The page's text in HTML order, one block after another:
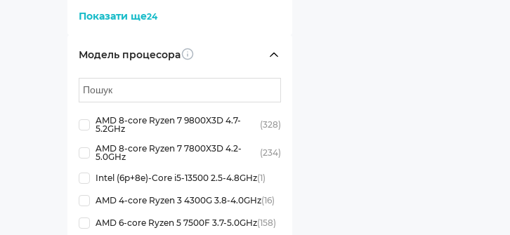
Показати ще24
Модель процесора Info
AMD 8-core Ryzen 7 9800X3D 4.7-
5.2GHz
(328)
AMD 8-core Ryzen 7 7800X3D 4.2-
5.0GHz
(234)
Intel (6p+8e)-Core i5-13500 2.5-4.8GHz(1)
AMD 4-core Ryzen 3 4300G 3.8-4.0GHz(16)
AMD 6-core Ryzen 5 7500F 3.7-5.0GHz(158)